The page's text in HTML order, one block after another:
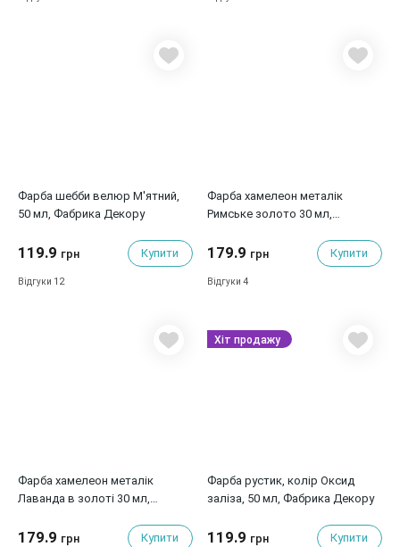
Фарба шебби велюр М'ятний,
50 мл, Фабрика Декору
119.9 грн Купити
Відгуки 12
Фарба хамелеон металік
Римське золото 30 мл,
179.9 грн Купити
Відгуки4
Фарба хамелеон металік
Лаванда в золоті 30 мл,
179.9 грн Купити
Фарба рустик, колір Оксид
заліза, 50 мл, Фабрика Декору
119.9 грн Купити
Хіт продажу